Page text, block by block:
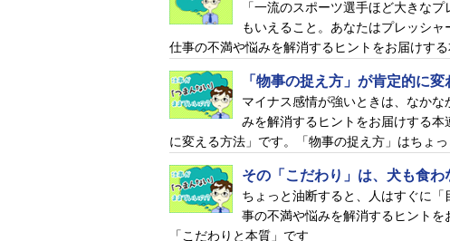
「一流のスポーツ選手ほど大きな
もいえること。あなたはプレッシ
仕事の不満や悩みを解消するヒントをお届けす
「物事の捉え方」が肯定的に
マイナス感情が強いときは、なか
みを解消するヒントをお届けする
に変える方法」です。「物事の捉え方」はちょ
その「こだわり」は、犬も食
ちょっと油断すると、人はすぐに
事の不満や悩みを解消するヒント
「こだわりと本質」です